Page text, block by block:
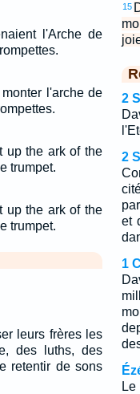
l'Arche de
l'arche de
up the ark of the
trumpet.
up the ark of the
trumpet.
leurs frères les
des luths, des
retentir de sons
15
2
2
et
1